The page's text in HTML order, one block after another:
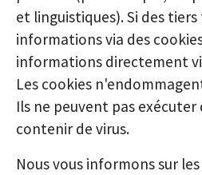
et linguistiques). Si des
informations via des
informations directement
Les cookies
Ils ne peuvent pas
contenir de virus.
Nous vous informons sur